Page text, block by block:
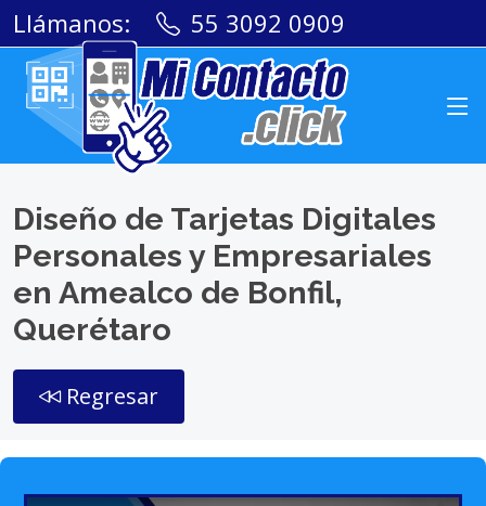
Llámanos: 55 3092 0909
Diseño de Tarjetas Digitales
Personales y Empresariales
en Amealco de Bonfil,
Querétaro
Regresar